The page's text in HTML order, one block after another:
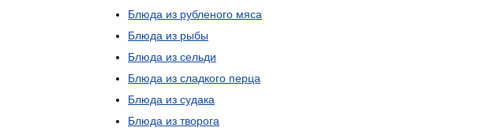
Блюда из рубленого мяса
Блюда из рыбы
Блюда из сельди
Блюда из сладкого перца
Блюда из судака
Блюда из творога